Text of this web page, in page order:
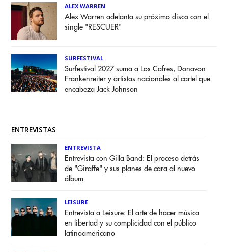
ALEX WARREN
Alex Warren adelanta su próximo disco con el
single "RESCUER"
SURFESTIVAL
Surfestival 2027 suma a Los Cafres, Donavon
Frankenreiter y artistas nacionales al cartel que
encabeza Jack Johnson
ENTREVISTAS
ENTREVISTA
Entrevista con Gilla Band: El proceso detrás
de "Giraffe" y sus planes de cara al nuevo
álbum
LEISURE
Entrevista a Leisure: El arte de hacer música
en libertad y su complicidad con el público
latinoamericano